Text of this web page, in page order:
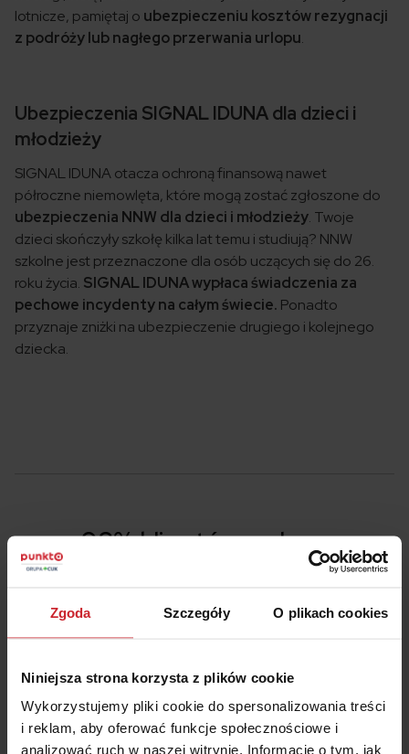
Zgoda Szczegóły O plikach cookies
Niniejsza strona korzysta z plików cookie
Wykorzystujemy pliki cookie do spersonalizowania treści
i reklam, aby oferować funkcje społecznościowe i
analizować ruch w naszej witrynie. Informacje o tym, jak
lotnicze, pamiętaj o ubezpieczeniu kosztów rezygnacji
z podróży lub nagłego przerwania urlopu.
Ubezpieczenia SIGNAL IDUNA dla dzieci i
młodzieży
SIGNAL IDUNA otacza ochroną finansową nawet
półroczne niemowlęta, które mogą zostać zgłoszone do
ubezpieczenia NNW dla dzieci i młodzieży. Twoje
dzieci skończyły szkołę kilka lat temu i studiują? NNW
szkolne jest przeznaczone dla osób uczących się do 26.
roku życia. SIGNAL IDUNA wypłaca świadczenia za
pechowe incydenty na całym świecie. Ponadto
przyznaje zniżki na ubezpieczenie drugiego i kolejnego
dziecka.
98% klientów poleca
porównywarkę ubezpieczeń
Punkta
159 568 209 zł!
Kupiłeś polisę w Signal Iduna przez Punkta?
Wystaw opinię!